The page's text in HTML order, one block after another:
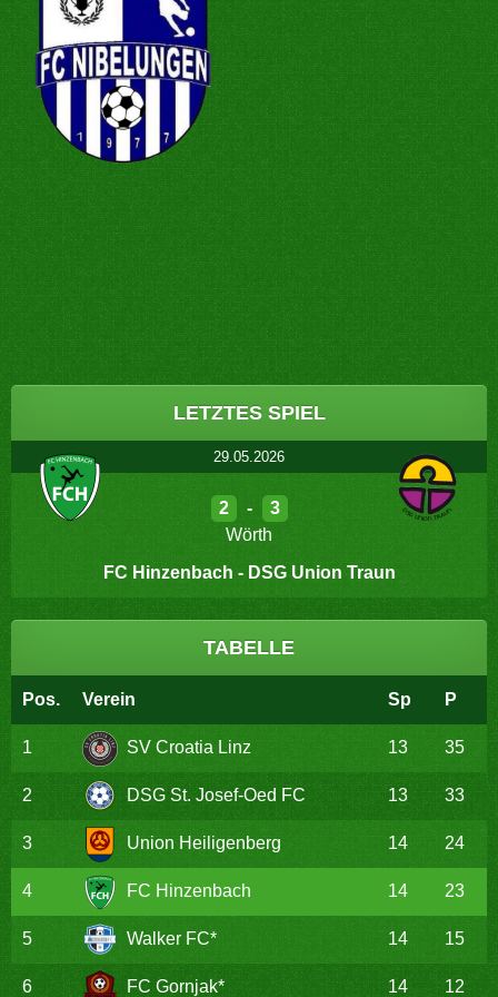
Post
navigation
LETZTES SPIEL
29.05.2026
2 -
3
Wörth
FC Hinzenbach - DSG Union Traun
TABELLE
Pos. Verein Sp P
1 SV Croatia Linz 13 35
2 DSG St. Josef-Oed FC 13 33
3 Union Heiligenberg 14 24
4 FC Hinzenbach 14 23
5 Walker FC* 14 15
6 FC Gornjak* 14 12